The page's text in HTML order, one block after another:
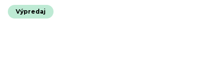
Výpredaj